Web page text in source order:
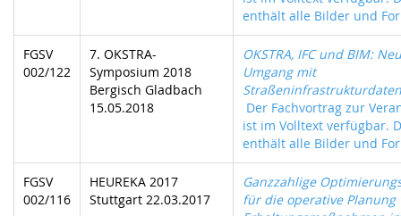
enthält alle Bilder und
FGSV
002/122
7. OKSTRA-
Symposium 2018
Bergisch Gladbach
15.05.2018
OKSTRA, IFC und BIM:
Umgang mit
Straßeninfrastrukturdaten
Der Fachvortrag zur
ist im Volltext verfügbar.
enthält alle Bilder und
FGSV
002/116
HEUREKA 2017
Stuttgart 22.03.2017
Ganzzahlige
für die operative Planung